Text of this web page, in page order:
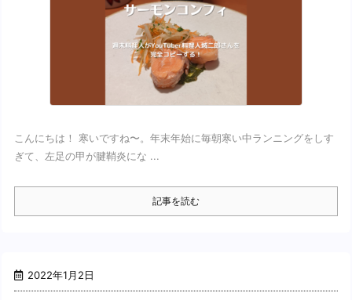
こんにちは！ 寒いですね〜。年末年始に毎朝寒い中ランニングをしす
ぎて、左足の甲が腱鞘炎にな ...
記事を読む
2022年1月2日